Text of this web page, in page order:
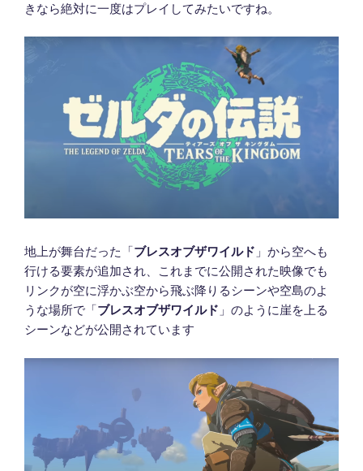
きなら絶対に一度はプレイしてみたいですね。
地上が舞台だった「ブレスオブザワイルド 」から空へも
行ける要素が追加され、これまでに公開された映像でも
リンクが空に浮かぶ空から飛ぶ降りるシーンや空島のよ
うな場所で「ブレスオブザワイルド 」のように崖を上る
シーンなどが公開されています